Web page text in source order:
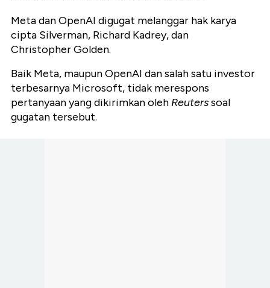
Meta dan OpenAI digugat melanggar hak karya
cipta Silverman, Richard Kadrey, dan
Christopher Golden.
Baik Meta, maupun OpenAI dan salah satu investor
terbesarnya Microsoft, tidak merespons
pertanyaan yang dikirimkan oleh Reuterssoal
gugatan tersebut.